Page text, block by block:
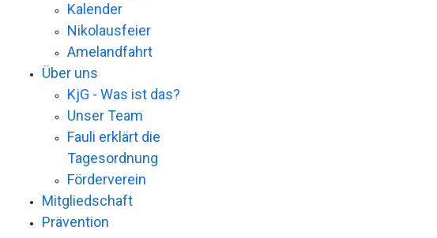
Kalender
Nikolausfeier
Amelandfahrt
Über uns
KjG - Was ist das?
Unser Team
Fauli erklärt die
Tagesordnung
Förderverein
Mitgliedschaft
Prävention